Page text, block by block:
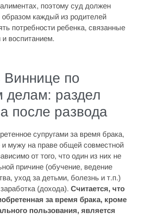
поэтому суд должен
образом каждый из родителей
потребности ребенка, связанные
воспитанием.
Виннице по
делам: раздел
после развода
супругами за время брака,
мужу на праве общей совместной
от того, что один из них не
причине (обучение, ведение
уход за детьми, болезнь и т.п.)
(дохода). Считается, что
за время брака, кроме
пользования, является